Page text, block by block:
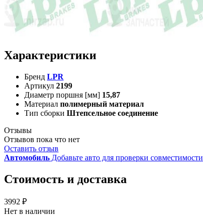
Характеристики
Бренд LPR
Артикул 2199
Диаметр поршня [мм] 15,87
Материал полимерный материал
Тип сборки Штепсельное соединение
Отзывы
Отзывов пока что нет
Оставить отзыв
Автомобиль Добавьте авто для проверки совместимости
Стоимость и доставка
3992 ₽
Нет в наличии